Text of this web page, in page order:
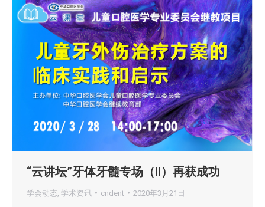
“云讲坛”牙体牙髓专场（II）再获成功
学会动态 学术资讯 cndent 2020年3月21日